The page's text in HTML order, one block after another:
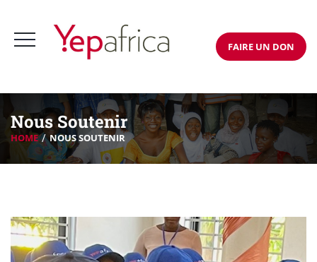
FAIRE UN DON
Nous Soutenir
HOME NOUS SOUTENIR